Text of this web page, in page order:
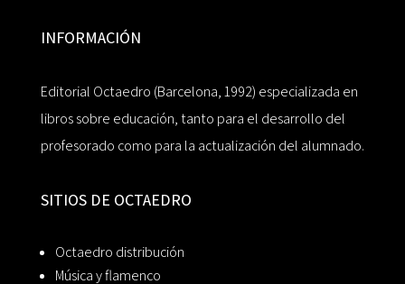
INFORMACIÓN
Editorial Octaedro (Barcelona, 1992) especializada en
libros sobre educación, tanto para el desarrollo del
profesorado como para la actualización del alumnado.
SITIOS DE OCTAEDRO
Octaedro distribución
Música y flamenco